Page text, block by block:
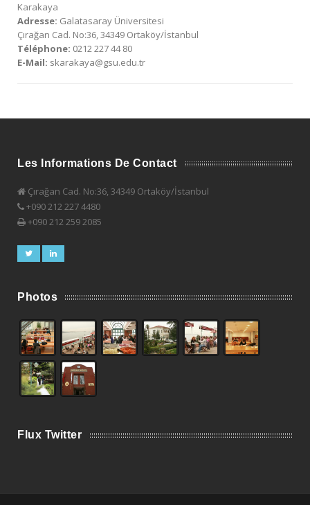
Karakaya
Adresse: Galatasaray Üniversitesi
Çırağan Cad. No:36, 34349 Ortaköy/İstanbul
Téléphone: 0212 227 44 80
E-Mail: skarakaya@gsu.edu.tr
Les Informations De Contact
Çırağan Cad. No:36, 34349 Ortaköy/İstanbul
+090 212 227 4480
+090 212 259 2085
Photos
Flux Twitter